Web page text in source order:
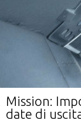
Mission:
date di